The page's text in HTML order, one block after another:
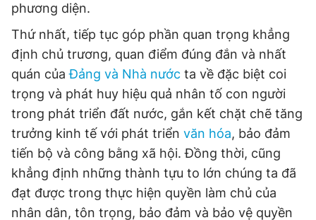
phương diện.
Thứ nhất, tiếp tục góp phần quan trọng khẳng
định chủ trương, quan điểm đúng đắn và nhất
quán củaĐảng và Nhà nước ta về đặc biệt coi
trọng và phát huy hiệu quả nhân tố con người
trong phát triển đất nước, gắn kết chặt chẽ tăng
trưởng kinh tế với phát triển văn hóa, bảo đảm
tiến bộ và công bằng xã hội. Đồng thời, cũng
khẳng định những thành tựu to lớn chúng ta đã
đạt được trong thực hiện quyền làm chủ của
nhân dân, tôn trọng, bảo đảm và bảo vệ quyền